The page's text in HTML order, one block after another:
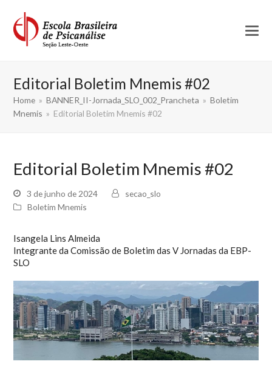
Editorial Boletim Mnemis #02
Home » BANNER_II-Jornada_SLO_002_Prancheta » Boletim
Mnemis » Editorial Boletim Mnemis #02
Editorial Boletim Mnemis #02
3 de junho de 2024
secao_slo
Boletim Mnemis
Isangela Lins Almeida
Integrante da Comissão de Boletim das V Jornadas da EBP-
SLO